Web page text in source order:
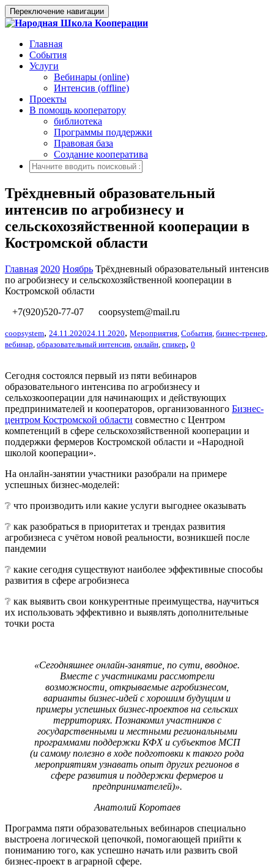
Переключение навигации
Главная
События
Услуги
Вебинары (online)
Интенсив (offline)
Проекты
В помощь кооператору
библиотека
Программы поддержки
Правовая база
Создание кооператива
Трёхдневный образовательный
интенсив по агробизнесу и
сельскохозяйственной кооперации в
Костромской области
Главная 2020 Ноябрь Трёхдневный образовательный интенсив
по агробизнесу и сельскохозяйственной кооперации в
Костромской области
+7(920)520-77-07
coopsystem@mail.ru
coopsystem, 24.11.202024.11.2020, Мероприятия События бизнес-тренер
вебинар образовательный интенсив онлайн спикер, 0
Сегодня состоялся первый из пяти вебинаров
образовательного интенсива по агробизнесу и
сельхозкооперации для начинающих и действующих
предпринимателей и кооператоров, организованного Бизнес-
центром Костромской области совместно с Центром
компетенций в сфере сельскохозяйственной кооперации и
поддержки фермеров Костромской области и «Народной
школой кооперации».
На онлайн-занятии участники разобрали на примере
успешных бизнес-моделей:
❔ что производить или какие услуги выгоднее оказывать
❔ как разобраться в приоритетах и трендах развития
агробизнеса с учётом новой реальности, возникшей после
пандемии
❔ какие сегодня существуют наиболее эффективные способы
развития в сфере агробизнеса
❔ как выявить свои конкурентные преимущества, научиться
их использовать эффективно и выявлять дополнительные
точки роста
«Сегодняшнее онлайн-занятие, по сути, вводное.
Вместе с участниками рассмотрели
возможности, открываемые агробизнесом,
варианты бизнес-идей с хорошим будущим и
примеры успешных бизнес-проектов на сельских
территориях. Познакомил участников с
государственными и местными региональными
программами поддержки КФХ и субъектов МСП
(и самому полезно в ходе подготовки к такого рода
мероприятиям узнавать опыт других регионов в
сфере развития и поддержки фермеров и
предпринимателей)».
Анатолий Коротаев
Программа пяти образовательных вебинаров специально
выстроена логической цепочкой, помогающей прийти к
пониманию того, как успешно начать или развить свой
бизнес-проект в аграрной сфере.